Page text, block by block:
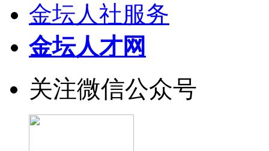
金坛人社服务
金坛人才网
关注微信公众号